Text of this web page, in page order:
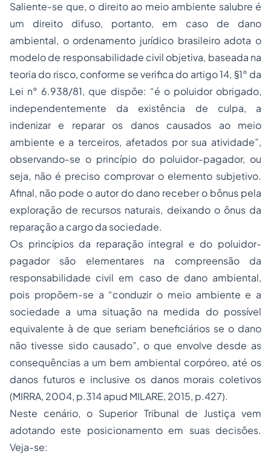
Saliente-se que, o direito ao meio ambiente salubre é
um direito difuso, portanto, em caso de dano
ambiental, o ordenamento jurídico brasileiro adota o
modelo de responsabilidade civil objetiva, baseada na
teoria do risco, conforme se verifica do artigo 14, §1° da
Lei n° 6.938/81, que dispõe: “é o poluidor obrigado,
independentemente da existência de culpa, a
indenizar e reparar os danos causados ao meio
ambiente e a terceiros, afetados por sua atividade”,
observando-se o princípio do poluidor-pagador, ou
seja, não é preciso comprovar o elemento subjetivo.
Afinal, não pode o autor do dano receber o bônus pela
exploração de recursos naturais, deixando o ônus da
reparação a cargo da sociedade.
Os princípios da reparação integral e do poluidor-
pagador são elementares na compreensão da
responsabilidade civil em caso de dano ambiental,
pois propõem-se a “conduzir o meio ambiente e a
sociedade a uma situação na medida do possível
equivalente à de que seriam beneficiários se o dano
não tivesse sido causado”, o que envolve desde as
consequências a um bem ambiental corpóreo, até os
danos futuros e inclusive os danos morais coletivos
(MIRRA, 2004, p.314 apud MILARE, 2015, p.427).
Neste cenário, o Superior Tribunal de Justiça vem
adotando este posicionamento em suas decisões.
Veja-se: